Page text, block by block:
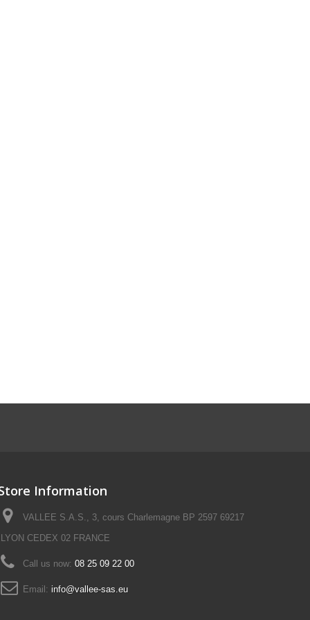
Information
VALLEE S.A.S., 3, cours Charlemagne BP 2597 69217
LYON CEDEX 02 FRANCE
Call us now: 08 25 09 22 00
Email: info@vallee-sas.eu